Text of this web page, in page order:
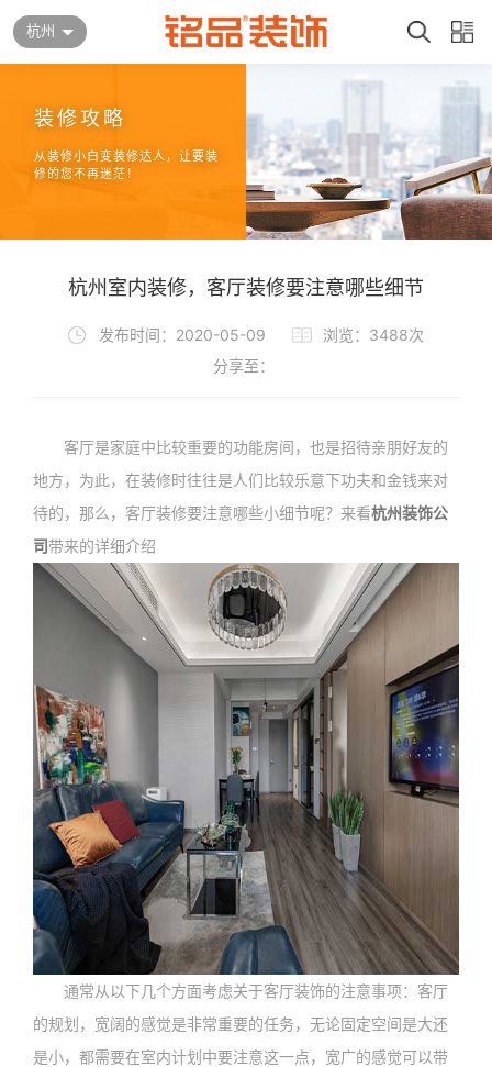
杭州
装修攻略
从装修小白变装修达人，让要装
修的您不再迷茫！
杭州室内装修，客厅装修要注意哪些细节
发布时间：2020-05-09
浏览：3488次
分享至：
客厅是家庭中比较重要的功能房间，也是招待亲朋好友的
地方，为此，在装修时往往是人们比较乐意下功夫和金钱来对
待的，那么，客厅装修要注意哪些小细节呢？来看杭州装饰公
司带来的详细介绍
通常从以下几个方面考虑关于客厅装饰的注意事项：客厅
的规划，宽阔的感觉是非常重要的任务，无论固定空间是大还
是小，都需要在室内计划中要注意这一点，宽广的感觉可以带